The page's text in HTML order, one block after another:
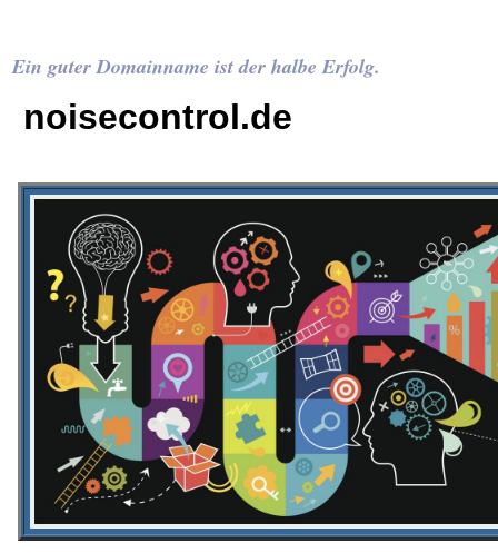
Ein guter Domainname ist der halbe Erfolg.
noisecontrol.de